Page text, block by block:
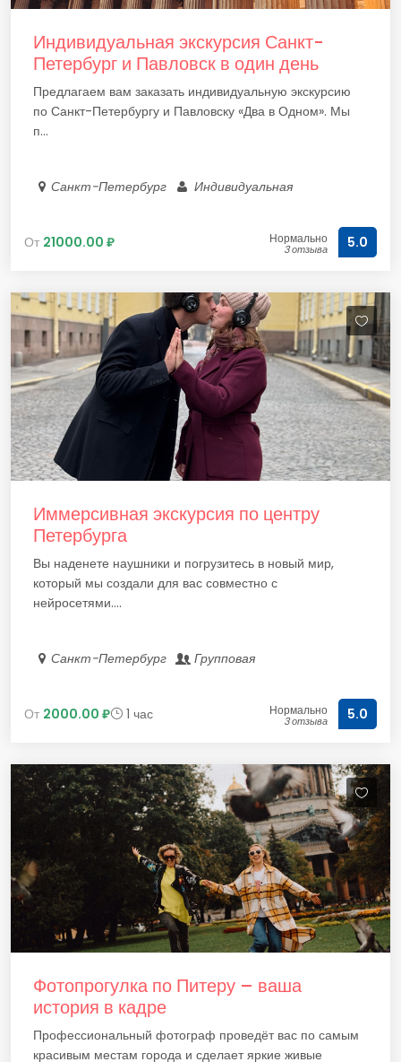
Индивидуальная экскурсия Санкт-
Петербург и Павловск в один день
Предлагаем вам заказать индивидуальную экскурсию
по Санкт-Петербургу и Павловску «Два в Одном». Мы
п...
Санкт-Петербург Индивидуальная
От 21000.00 ₽ Нормально
3 отзыва 5.0
Иммерсивная экскурсия по центру
Петербурга
Вы наденете наушники и погрузитесь в новый мир,
который мы создали для вас совместно с
нейросетями....
Санкт-Петербург Групповая
От 2000.00 ₽ 1 час Нормально
3 отзыва 5.0
Фотопрогулка по Питеру – ваша
история в кадре
Профессиональный фотограф проведёт вас по самым
красивым местам города и сделает яркие живые